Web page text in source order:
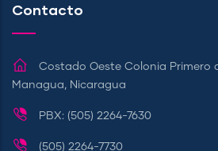
Contacto
Costado Oeste Colonia Primero
Managua, Nicaragua
PBX: (505) 2264-7630
(505) 2264-7730